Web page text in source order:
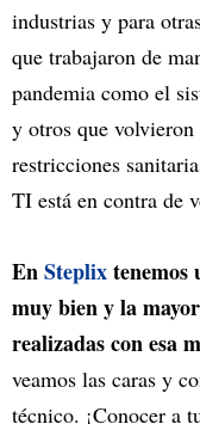
industrias y para
que trabajaron de
pandemia como el
y otros que volvieron
restricciones
TI está en contra de
EnSteplixtenemos
muy bien y la
realizadas con esa
veamos las caras y
técnico. ¡Conocer a